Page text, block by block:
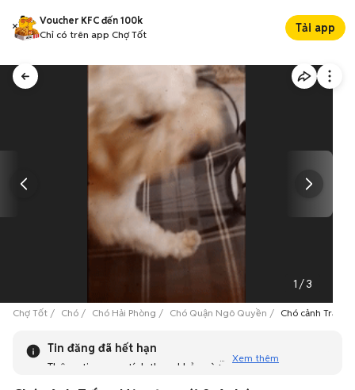
Voucher KFC đến 100k
Chỉ có trên app Chợ Tốt
Tải app
1 /3
Chợ Tốt Chó Chó Hải Phòng Chó Quận Ngô Quyền Chó cảnh Trắng
Tin đăng đã hết hạn
Thông tin mang tính tham khảo và bạn không thể liên hệ
Xem thêm